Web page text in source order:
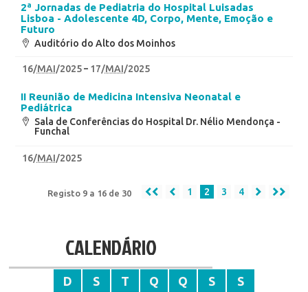
2ª Jornadas de Pediatria do Hospital Luisadas
Lisboa - Adolescente 4D, Corpo, Mente, Emoção e
Futuro
Auditório do Alto dos Moinhos
16/MAI/2025 17/MAI/2025
II Reunião de Medicina Intensiva Neonatal e
Pediátrica
Sala de Conferências do Hospital Dr. Nélio Mendonça -
Funchal
16/MAI/2025
Registo 9 a 16 de 30 1 2 3 4
CALENDÁRIO
D S T Q Q S
S